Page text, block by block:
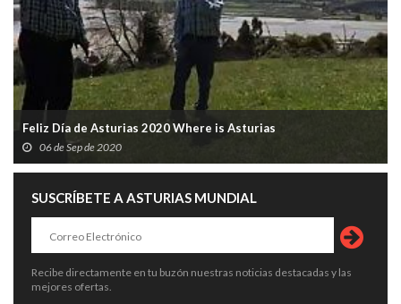
Feliz Día de Asturias 2020 Where is Asturias
06 de Sep de 2020
SUSCRÍBETE A ASTURIAS MUNDIAL
Recibe directamente en tu buzón nuestras noticias destacadas y las
mejores ofertas.